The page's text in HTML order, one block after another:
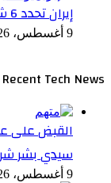
إيران تحدد 6 شروط لإعادة فتح مضيق هرمز
9 أغسطس، 2026
Recent Tech News
القبض على
سيدي بشر
9 أغسطس، 2026